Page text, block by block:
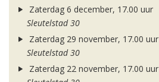
Zaterdag 6 december, 17.00 uur
Sleutelstad 30
Zaterdag 29 november, 17.00 uur
Sleutelstad 30
Zaterdag 22 november, 17.00 uur